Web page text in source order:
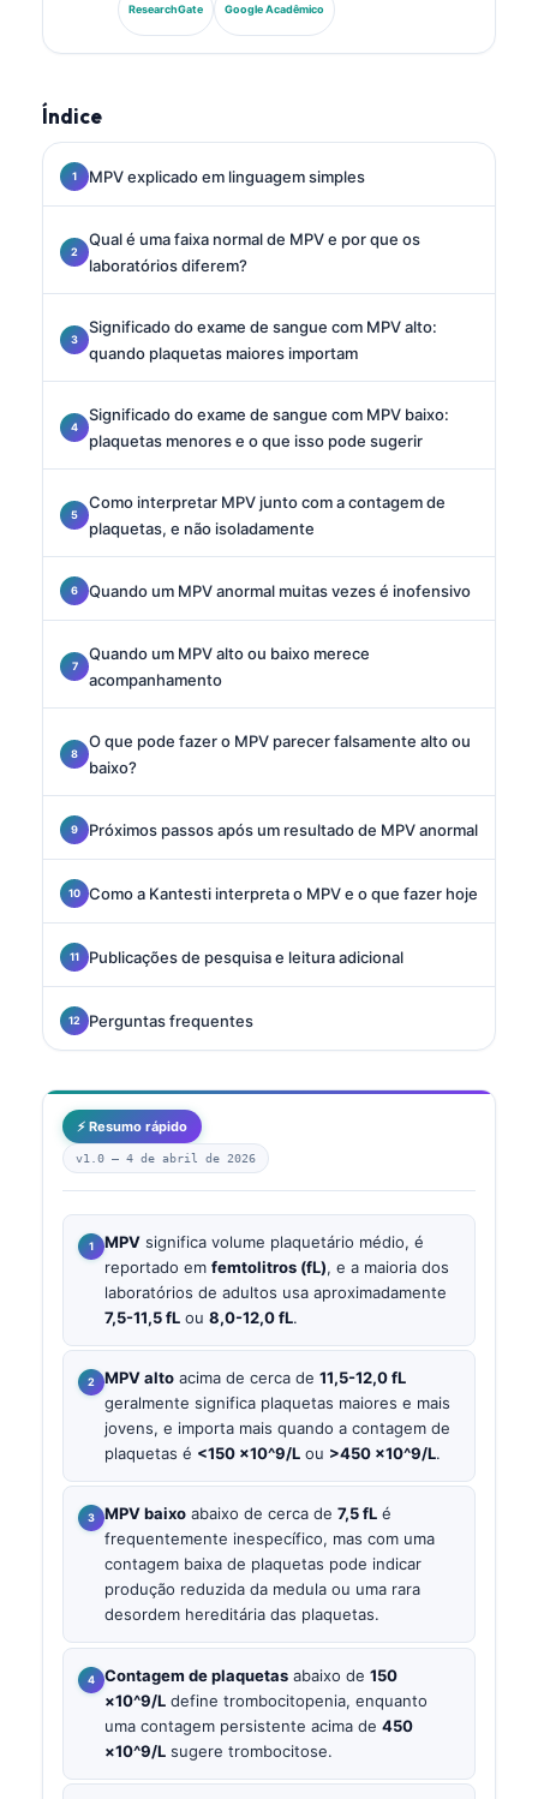
Sociedade Alemã de Química Clínica, ele se
especializa em análise de painéis diagnósticos,
ResearchGate Google Acadêmico
Índice
MPV explicado em linguagem simples
Qual é uma faixa normal de MPV e por que os
laboratórios diferem?
Significado do exame de sangue com MPV alto:
quando plaquetas maiores importam
Significado do exame de sangue com MPV baixo:
plaquetas menores e o que isso pode sugerir
Como interpretar MPV junto com a contagem de
plaquetas, e não isoladamente
Quando um MPV anormal muitas vezes é inofensivo
Quando um MPV alto ou baixo merece
acompanhamento
O que pode fazer o MPV parecer falsamente alto ou
baixo?
Próximos passos após um resultado de MPV anormal
Como a Kantesti interpreta o MPV e o que fazer hoje
Publicações de pesquisa e leitura adicional
Perguntas frequentes
⚡ Resumo rápido
v1.0 — 4 de abril de 2026
MPV significa volume plaquetário médio, é
reportado em femtolitros (fL), e a maioria dos
laboratórios de adultos usa aproximadamente
7,5-11,5 fL ou 8,0-12,0 fL.
MPV alto acima de cerca de 11,5-12,0 fL
geralmente significa plaquetas maiores e mais
jovens, e importa mais quando a contagem de
plaquetas é <150 ×10^9/L ou >450 ×10^9/L.
MPV baixo abaixo de cerca de 7,5 fL é
frequentemente inespecífico, mas com uma
contagem baixa de plaquetas pode indicar
produção reduzida da medula ou uma rara
desordem hereditária das plaquetas.
Contagem de plaquetas abaixo de 150
×10^9/L define trombocitopenia, enquanto
uma contagem persistente acima de 450
×10^9/L sugere trombocitose.